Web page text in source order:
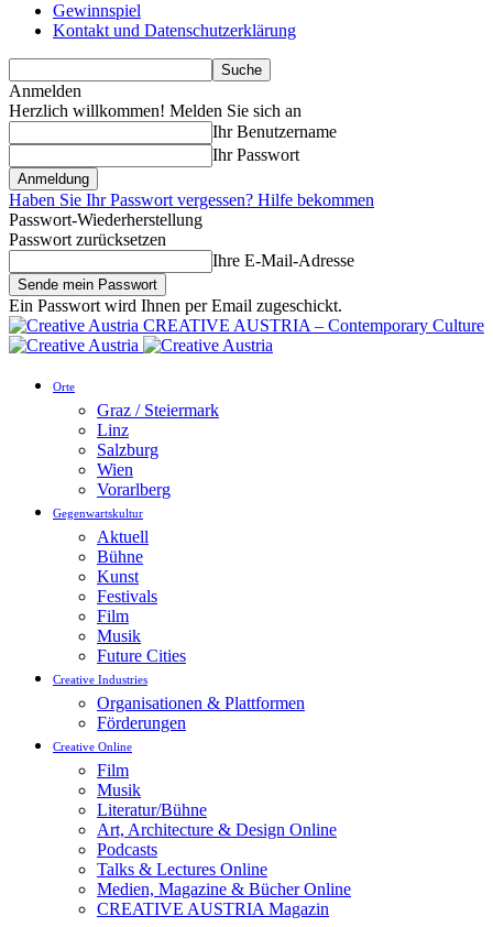
Gewinnspiel
Kontakt und Datenschutzerklärung
Anmelden
Herzlich willkommen! Melden Sie sich an
Ihr Benutzername
Ihr Passwort
Haben Sie Ihr Passwort vergessen? Hilfe bekommen
Passwort-Wiederherstellung
Passwort zurücksetzen
Ihre E-Mail-Adresse
Ein Passwort wird Ihnen per Email zugeschickt.
CREATIVE AUSTRIA – Contemporary Culture
Orte
Graz / Steiermark
Linz
Salzburg
Wien
Vorarlberg
Gegenwartskultur
Aktuell
Bühne
Kunst
Festivals
Film
Musik
Future Cities
Creative Industries
Organisationen & Plattformen
Förderungen
Creative Online
Film
Musik
Literatur/Bühne
Art, Architecture & Design Online
Podcasts
Talks & Lectures Online
Medien, Magazine & Bücher Online
CREATIVE AUSTRIA Magazin